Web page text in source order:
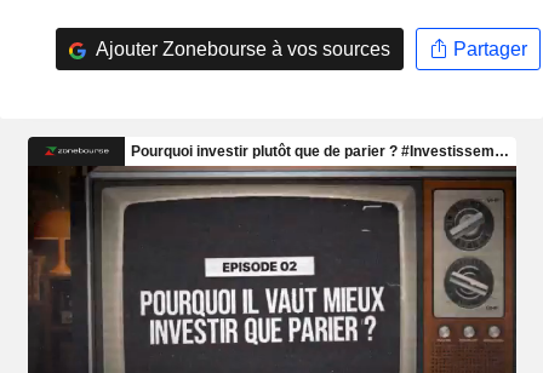
Ajouter Zonebourse à vos sources Partager